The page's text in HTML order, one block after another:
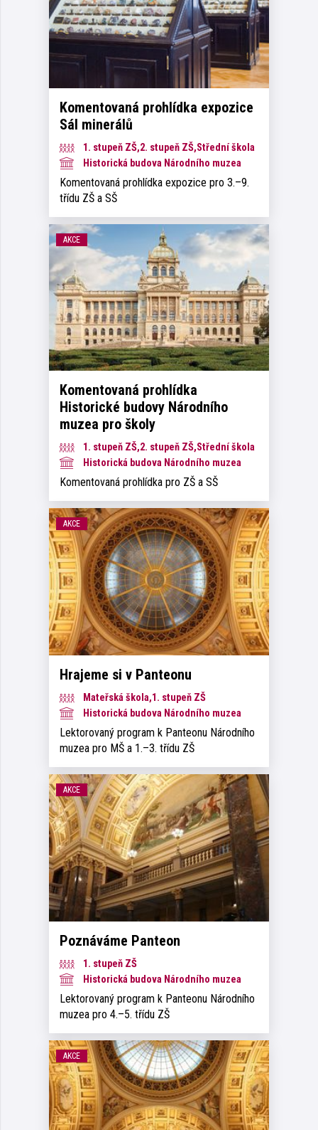
Komentovaná prohlídka expozice
Sál minerálů
1. stupeň ZŠ,2. stupeň ZŠ,Střední škola
Historická budova Národního muzea
Komentovaná prohlídka expozice pro 3.–9.
třídu ZŠ a SŠ
AKCE
Komentovaná prohlídka
Historické budovy Národního
muzea pro školy
1. stupeň ZŠ,2. stupeň ZŠ,Střední škola
Historická budova Národního muzea
Komentovaná prohlídka pro ZŠ a SŠ
AKCE
Hrajeme si v Panteonu
Mateřská škola,1. stupeň ZŠ
Historická budova Národního muzea
Lektorovaný program k Panteonu Národního
muzea pro MŠ a 1.–3. třídu ZŠ
AKCE
Poznáváme Panteon
1. stupeň ZŠ
Historická budova Národního muzea
Lektorovaný program k Panteonu Národního
muzea pro 4.–5. třídu ZŠ
AKCE